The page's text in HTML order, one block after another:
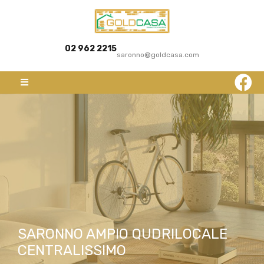
02 962 2215
saronno@goldcasa.com
SARONNO AMPIO QUDRILOCALE
CENTRALISSIMO